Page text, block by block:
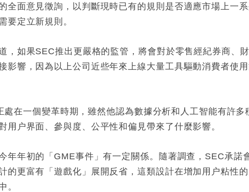
全面意見徵詢，以判斷現時已有的規則是否適應市場上一
要定立新規則。
，如果SEC推出更嚴格的監管，將會對於零售經紀券商、
影響，因為以上公司近些年來上線大量工具驅動消費者使
在一個變革時期，雖然他認為數據分析和人工智能有許多
用户界面、參與度、公平性和偏見帶來了什麼影響。
年年初的「GME事件」有一定關係。隨著調查，SEC承諾
的更富有「遊戲化」展開反省，這類設計在增加用户粘性
。